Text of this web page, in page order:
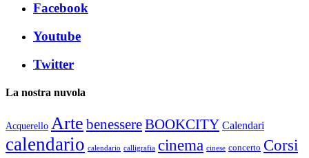
Facebook
Youtube
Twitter
La nostra nuvola
Acquerello Arte benessereBOOKCITY Calendari
calendario calendario calligrafia cinema cinese concerto Corsi